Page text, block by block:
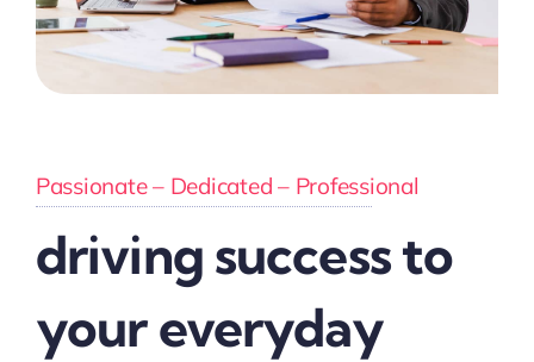
Passionate – Dedicated – Professional
driving success to
your everyday